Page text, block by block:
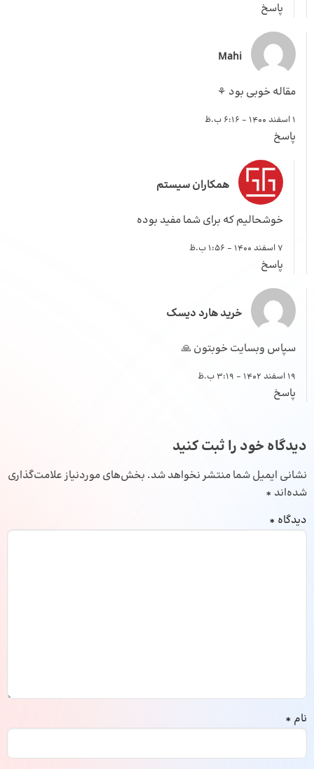
پاسخ
Mahi
مقاله خوبی بود ⚘
1 اسفند 1400 - 6:16 ب.ظ
پاسخ
همکاران سیستم
خوشحالیم که برای شما مفید بوده
7 اسفند 1400 - 1:56 ب.ظ
پاسخ
خرید هارد دیسک
سپاس وبسایت خوبتون 🙏
19 اسفند 1402 - 3:19 ب.ظ
پاسخ
دیدگاه خود را ثبت کنید
نشانی ایمیل شما منتشر نخواهد شد. بخش‌های موردنیاز علامت‌گذاری
شده‌اند *
دیدگاه *
نام *